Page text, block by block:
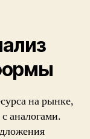
на рынке,
аналогами.